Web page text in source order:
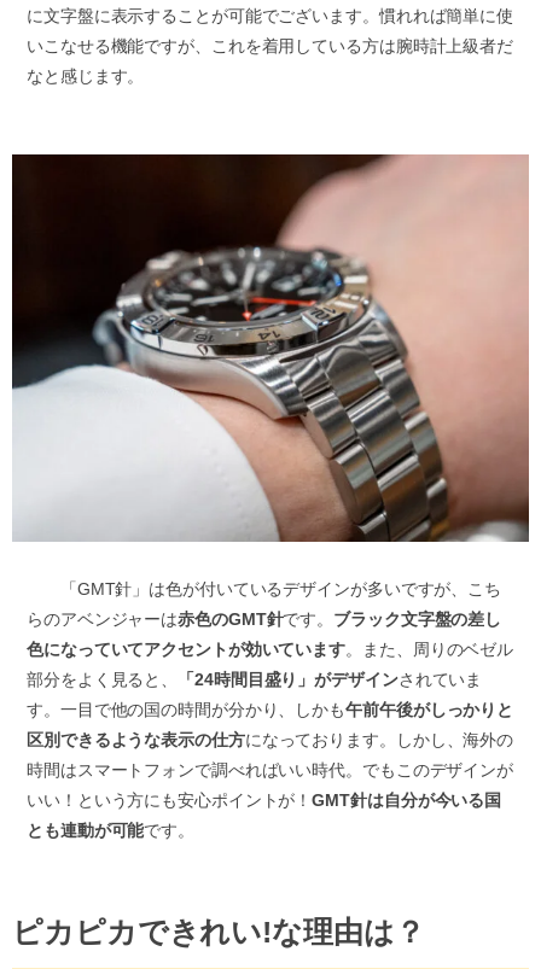
に文字盤に表示することが可能でございます。慣れれば簡単に使
いこなせる機能ですが、これを着用している方は腕時計上級者だ
なと感じます。
「GMT針」は色が付いているデザインが多いですが、こち
らのアベンジャーは赤色のGMT針です。 ブラック文字盤の差し
色になっていてアクセントが効いています。また、周りのベゼル
部分をよく見ると、
「24時間目盛り」がデザインされていま
す。一目で他の国の時間が分かり、しかも午前午後がしっかりと
区別できるような表示の仕方になっております。しかし、海外の
時間はスマートフォンで調べればいい時代。でもこのデザインが
いい！という方にも安心ポイントが！GMT針は自分が今いる国
とも連動が可能です。
ピカピカできれい!な理由は？